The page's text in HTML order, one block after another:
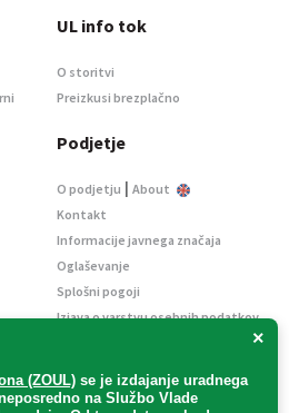
×
(ZOUL) se je izdajanje uradnega
na Službo Vlade
UL info tok
O storitvi
Preizkusi brezplačno
Podjetje
O podjetju
About
Kontakt
Informacije javnega značaja
Oglaševanje
Splošni pogoji
Izjava o varstvu osebnih podatkov